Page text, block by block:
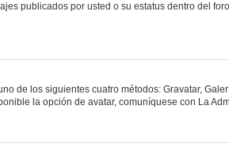
publicados por usted o su estatus dentro del
de los siguientes cuatro métodos: Gravatar,
la opción de avatar, comuníquese con La